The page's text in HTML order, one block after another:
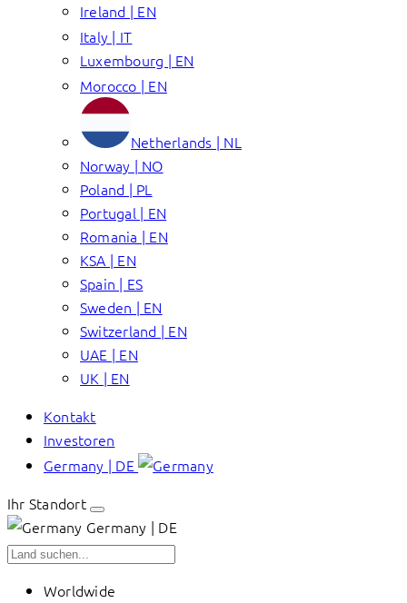
Ireland | EN
Italy | IT
Luxembourg | EN
Morocco | EN
Netherlands | NL
Norway | NO
Poland | PL
Portugal | EN
Romania | EN
KSA | EN
Spain | ES
Sweden | EN
Switzerland | EN
UAE | EN
UK | EN
Kontakt
Investoren
Germany | DE
Ihr Standort
Germany | DE
Worldwide